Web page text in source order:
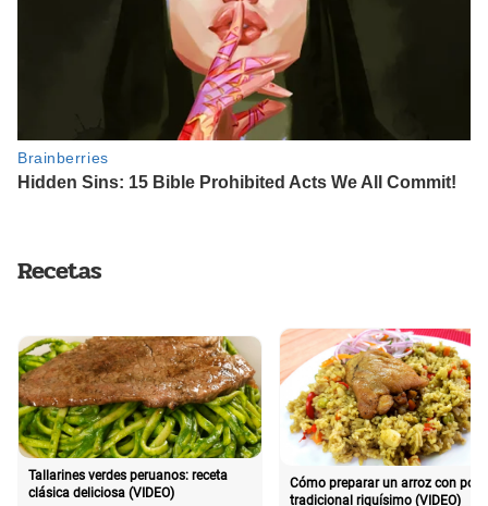
Recetas
Tallarines verdes peruanos: receta
clásica deliciosa (VIDEO)
Cómo preparar un arroz con pollo
tradicional riquísimo (VIDEO)